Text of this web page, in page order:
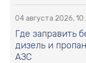
04 августа 2026,
Где заправить
дизель и
АЗС